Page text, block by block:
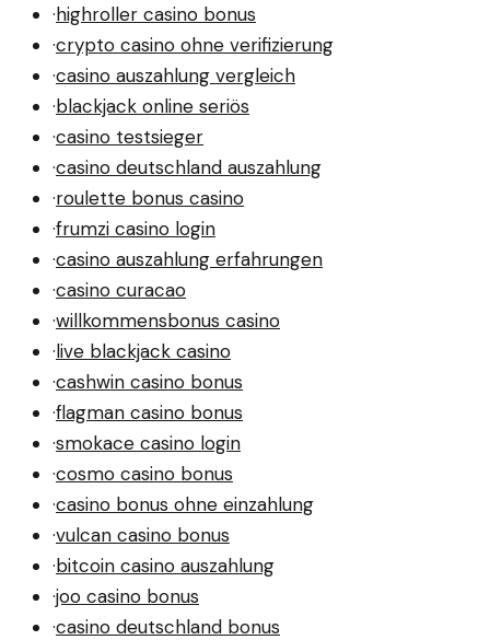
·highroller casino bonus
·crypto casino ohne verifizierung
·casino auszahlung vergleich
·blackjack online seriös
·casino testsieger
·casino deutschland auszahlung
·roulette bonus casino
·frumzi casino login
·casino auszahlung erfahrungen
·casino curacao
·willkommensbonus casino
·live blackjack casino
·cashwin casino bonus
·flagman casino bonus
·smokace casino login
·cosmo casino bonus
·casino bonus ohne einzahlung
·vulcan casino bonus
·bitcoin casino auszahlung
·joo casino bonus
·casino deutschland bonus